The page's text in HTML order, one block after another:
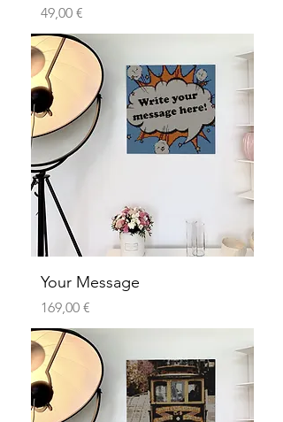
Preis
49,00 €
Your Message
Preis
169,00 €